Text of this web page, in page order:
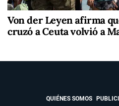
Von der Leyen afirma
cruzó a Ceuta volvió a
QUIÉNES SOMOS